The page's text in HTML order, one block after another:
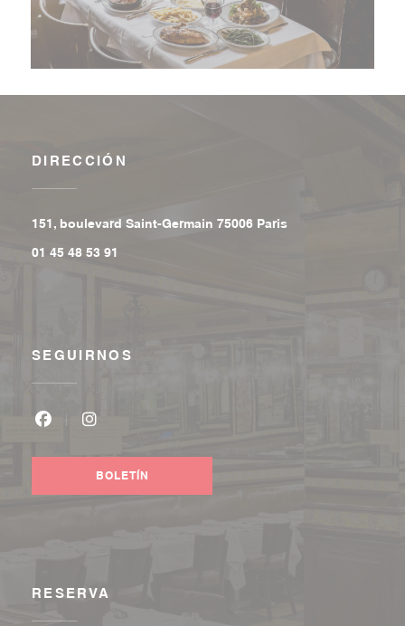
DIRECCIÓN
151, boulevard Saint-Germain 75006 Paris
01 45 48 53 91
SEGUIRNOS
BOLETÍN
RESERVA